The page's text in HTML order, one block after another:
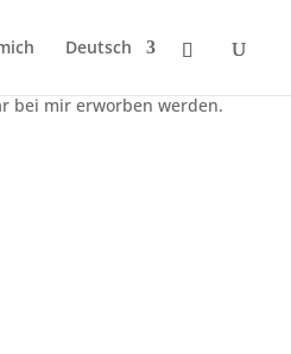
Deutsch
bei mir erworben werden.